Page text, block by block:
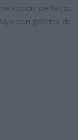
perfecta,
con gelatina de